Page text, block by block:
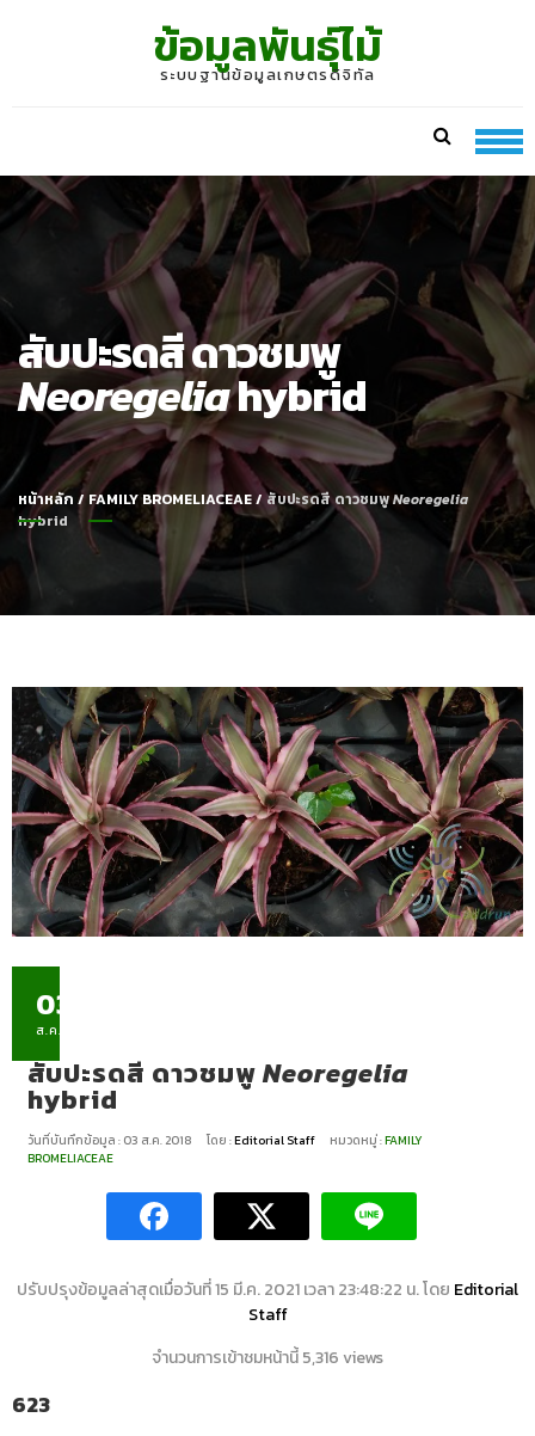
ข้อมูลพันธุ์ไม้
ระบบฐานข้อมูลเกษตรดิจิทัล
สับปะรดสี ดาวชมพู
Neoregeliahybrid
หน้าหลัก / FAMILY BROMELIACEAE/สับปะรดสี ดาวชมพูNeoregelia
hybrid
03
ส.ค.
สับปะรดสี ดาวชมพูNeoregelia
hybrid
วันที่บันทึกข้อมูล : 03 ส.ค. 2018 โดย :Editorial Staff หมวดหมู่ :FAMILY
BROMELIACEAE
ปรับปรุงข้อมูลล่าสุดเมื่อวันที่ 15 มี.ค. 2021 เวลา 23:48:22 น. โดย Editorial
Staff
จำนวนการเข้าชมหน้านี้ 5,316 views
623